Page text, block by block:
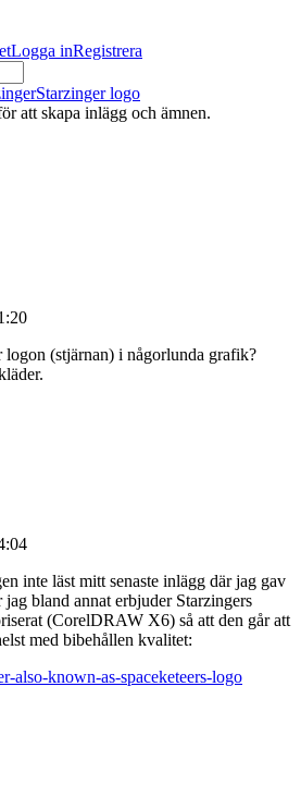
Logga inRegistrera
Starzinger logo
att skapa inlägg och ämnen.
logon (stjärnan) i någorlunda grafik?
inte läst mitt senaste inlägg där jag gav
bland annat erbjuder Starzingers
(CorelDRAW X6) så att den går att
med bibehållen kvalitet:
also-known-as-spaceketeers-logo